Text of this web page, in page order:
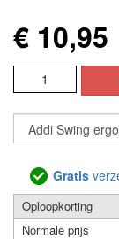
€ 10,95
Gratis
Oploopkorting
Normale prijs